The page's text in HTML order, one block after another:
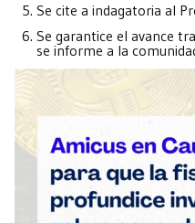
Se cite a indagatoria al
Se garantice el avance
se informe a la